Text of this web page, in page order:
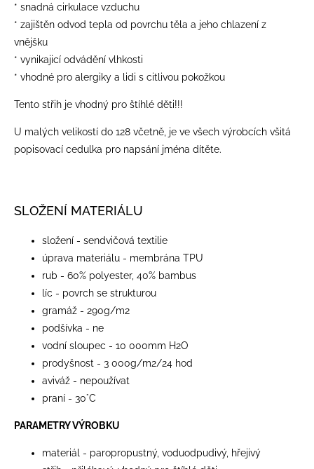
* snadná cirkulace vzduchu
* zajištěn odvod tepla od povrchu těla a jeho chlazení z
vnějšku
* vynikajicí odvádění vlhkosti
* vhodné pro alergiky a lidi s citlivou pokožkou
Tento střih je vhodný pro štíhlé děti!!!
​U malých velikostí do 128 včetně, je ve všech výrobcích všitá
popisovací cedulka pro napsání jména dítěte.
SLOŽENÍ MATERIÁLU
složení - sendvičová textilie
úprava materiálu - membrána TPU
rub - 60% polyester, 40% bambus
líc - povrch se strukturou
gramáž - 290g/m2
podšívka - ne
vodní sloupec - 10 000mm H2O
prodyšnost - 3 000g/m2/24 hod
aviváž - nepoužívat
praní - 30°C
PARAMETRY VÝROBKU
materiál - paropropustný, voduodpudivý, hřejivý